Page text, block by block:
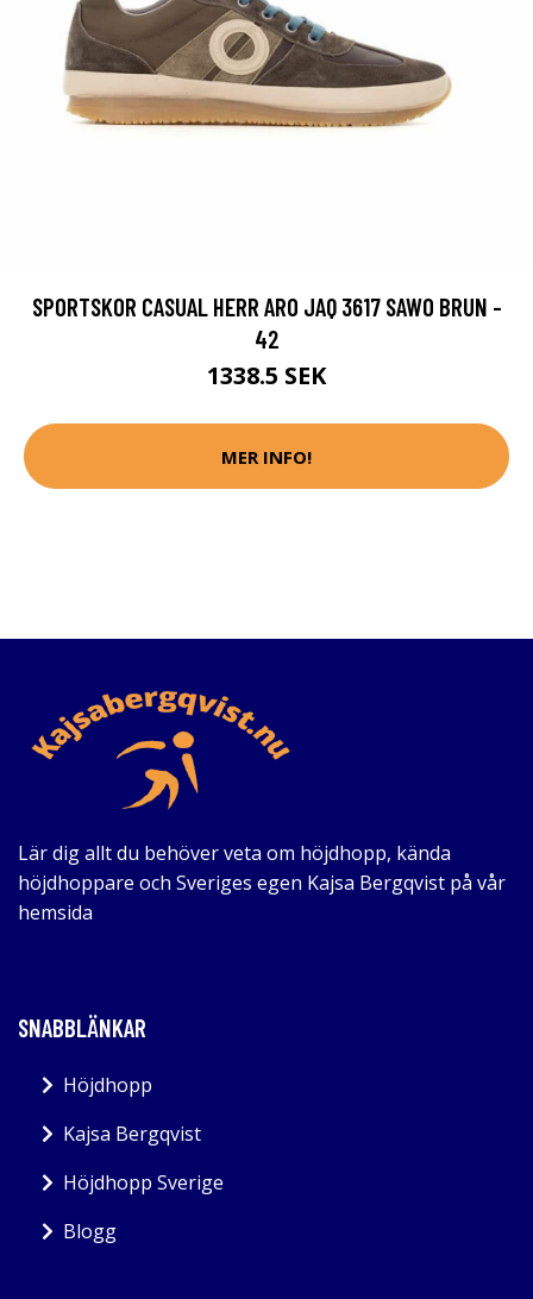
SPORTSKOR CASUAL HERR ARO JAQ 3617 SAWO BRUN -
42
1338.5 SEK
MER INFO!
Lär dig allt du behöver veta om höjdhopp, kända
höjdhoppare och Sveriges egen Kajsa Bergqvist på vår
hemsida
SNABBLÄNKAR
Höjdhopp
Kajsa Bergqvist
Höjdhopp Sverige
Blogg